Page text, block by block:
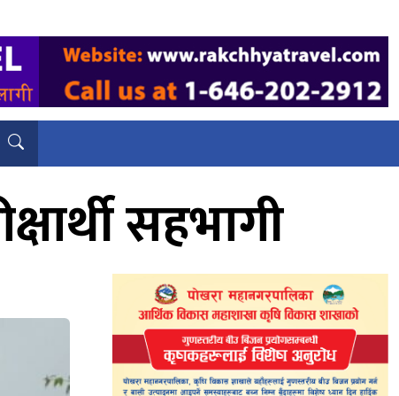
सहभागी